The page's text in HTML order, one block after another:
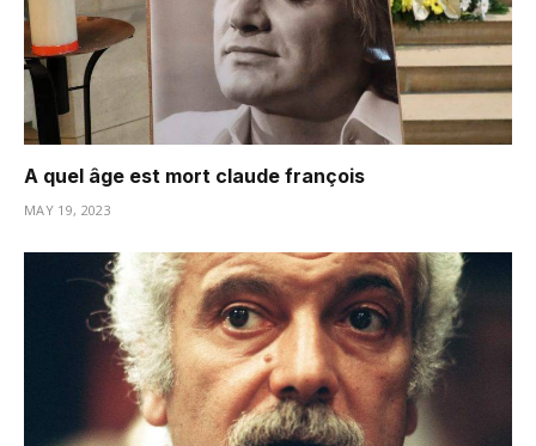
A quel âge est mort claude françois
MAY 19, 2023